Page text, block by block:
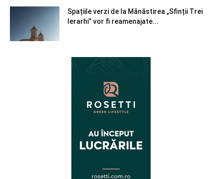
Spațiile verzi de la Mănăstirea „Sfinții Trei
Ierarhi” vor fi reamenajate...